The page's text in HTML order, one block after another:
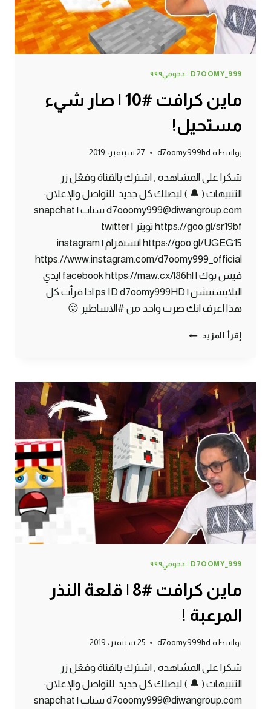
D7OOMY_999 | دحومي٩٩٩
ماين كرافت #10 | صار شيء
مستحيل!
بواسطة d7oomy999hd 27 سبتمبر، 2019
شكرا على المشاهده , اشترك بالقناة وفعّل زر
التنبيهات ( 🔔 ) ليصلك كل جديد. للتواصل والإعلان:
d7ooomy999@diwangroup.com سناب | snapchat
https://goo.gl/sr19bf تويتر | twitter
https://goo.gl/UGEG15 انستقرام | instagram
https://www.instagram.com/d7oomy999_official
فيس بوك | facebook https://maw.cx/l86hl ايدي
البلايستيشن | ps ID d7oomy999HD اذا قرأت كل
هذا اعرف انك صرت واحد من #الاساطير 😛
إقرأ المزيد ماين
صار
شيء
مستحيل!
D7OOMY_999 | دحومي٩٩٩
ماين كرافت #8 | قلعة النذر
المرعبة !
بواسطة d7oomy999hd 25 سبتمبر، 2019
شكرا على المشاهده , اشترك بالقناة وفعّل زر
التنبيهات ( 🔔 ) ليصلك كل جديد. للتواصل والإعلان:
d7ooomy999@diwangroup.com سناب | snapchat